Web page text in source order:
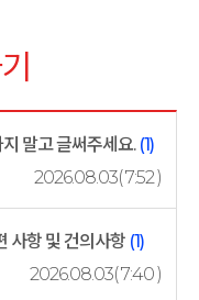
말고 글써주세요. (1)
2026.08.03( 7:52 )
사항 및 건의사항 (1)
2026.08.03( 7:40 )